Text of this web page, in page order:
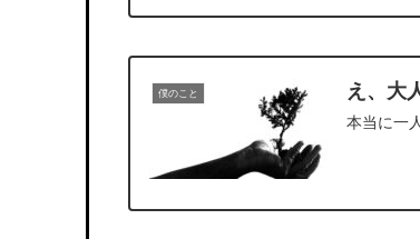
僕のこと え、大
本当に一